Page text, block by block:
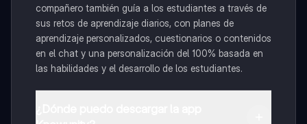
compañero también guía a los estudiantes a través de
sus retos de aprendizaje diarios, con planes de
aprendizaje personalizados, cuestionarios o contenidos
en el chat y una personalización del 100% basada en
las habilidades y el desarrollo de los estudiantes.